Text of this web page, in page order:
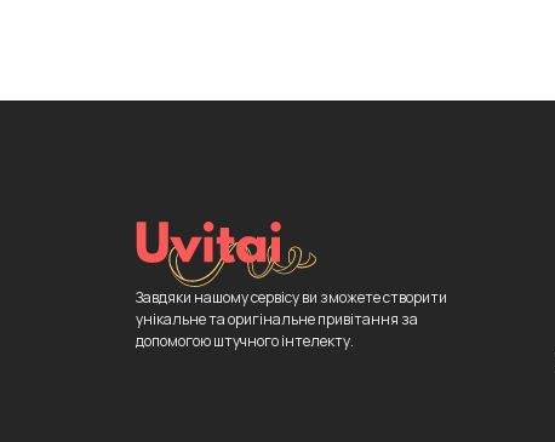
Завдяки нашому сервісу ви зможете створити
унікальне та оригінальне привітання за
допомогою штучного інтелекту.